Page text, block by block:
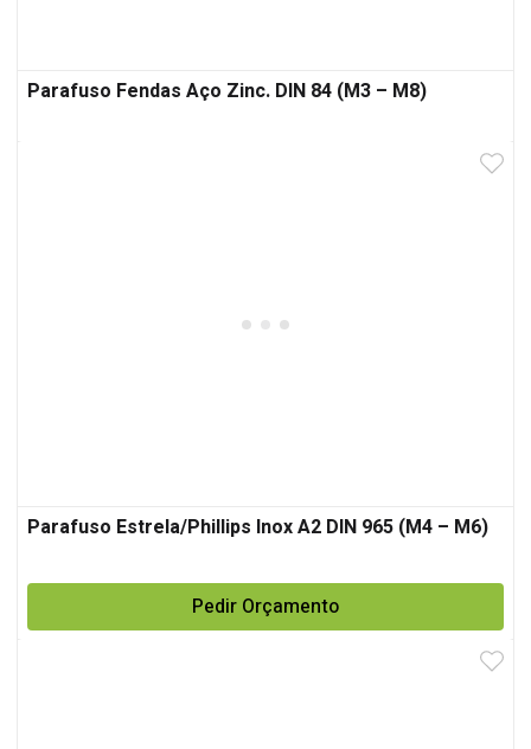
Parafuso Fendas Aço Zinc. DIN 84 (M3 – M8)
Parafuso Estrela/Phillips Inox A2 DIN 965 (M4 – M6)
Pedir Orçamento